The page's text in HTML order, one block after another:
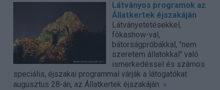
Látványos programok az
Állatkertek éjszakáján
Látványetetésekkel,
fókashow-val,
bátorságpróbákkal, "nem
szeretem állatokkal" való
ismerkedéssel és számos
speciális, éjszakai programmal várják a látogatókat
augusztus 28-án, az Állatkertek éjszakáján. »